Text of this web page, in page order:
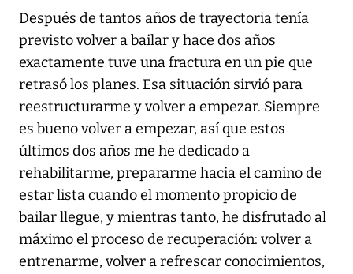
Después de tantos años de trayectoria tenía
previsto volver a bailar y hace dos años
exactamente tuve una fractura en un pie que
retrasó los planes. Esa situación sirvió para
reestructurarme y volver a empezar. Siempre
es bueno volver a empezar, así que estos
últimos dos años me he dedicado a
rehabilitarme, prepararme hacia el camino de
estar lista cuando el momento propicio de
bailar llegue, y mientras tanto, he disfrutado al
máximo el proceso de recuperación: volver a
entrenarme, volver a refrescar conocimientos,